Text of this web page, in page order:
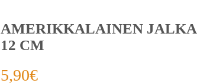
AMERIKKALAINEN
12 CM
5,90€